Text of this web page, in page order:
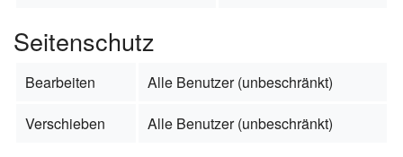
Seitenschutz
Bearbeiten
Alle Benutzer (unbeschränkt)
Verschieben
Alle Benutzer (unbeschränkt)